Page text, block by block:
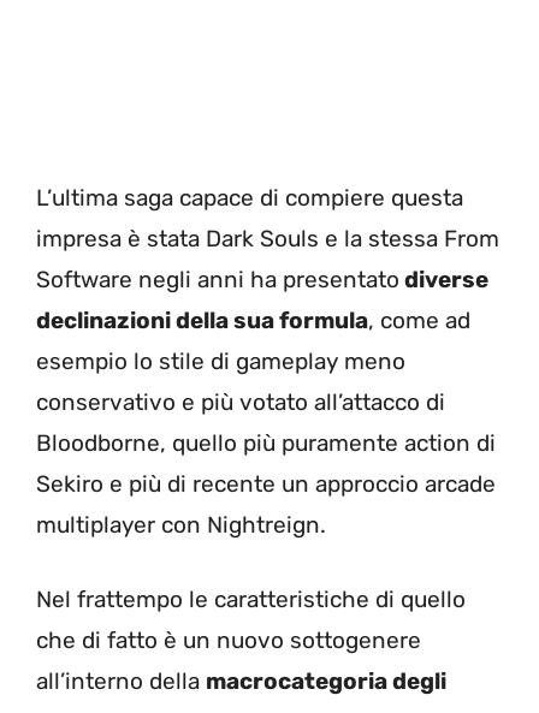
L’ultima saga capace di compiere questa
impresa è stata Dark Souls e la stessa From
Software negli anni ha presentato diverse
declinazioni della sua formula, come ad
esempio lo stile di gameplay meno
conservativo e più votato all’attacco di
Bloodborne, quello più puramente action di
Sekiro e più di recente un approccio arcade
multiplayer con Nightreign.
Nel frattempo le caratteristiche di quello
che di fatto è un nuovo sottogenere
all’interno della macrocategoria degli